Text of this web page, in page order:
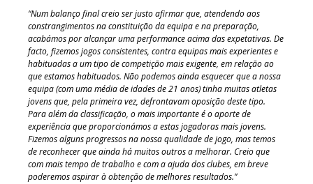
“Num balanço final creio ser justo afirmar que, atendendo aos
constrangimentos na constituição da equipa e na preparação,
acabámos por alcançar uma performance acima das expetativas. De
facto, fizemos jogos consistentes, contra equipas mais experientes e
habituadas a um tipo de competição mais exigente, em relação ao
que estamos habituados. Não podemos ainda esquecer que a nossa
equipa (com uma média de idades de 21 anos) tinha muitas atletas
jovens que, pela primeira vez, defrontavam oposição deste tipo.
Para além da classificação, o mais importante é o aporte de
experiência que proporcionámos a estas jogadoras mais jovens.
Fizemos alguns progressos na nossa qualidade de jogo, mas temos
de reconhecer que ainda há muitos outros a melhorar. Creio que
com mais tempo de trabalho e com a ajuda dos clubes, em breve
poderemos aspirar à obtenção de melhores resultados.”